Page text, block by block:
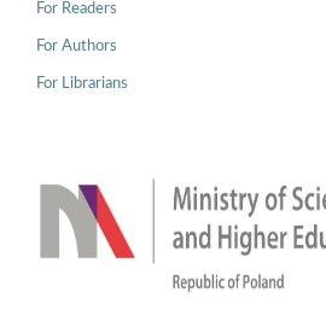
For Readers
For Authors
For Librarians